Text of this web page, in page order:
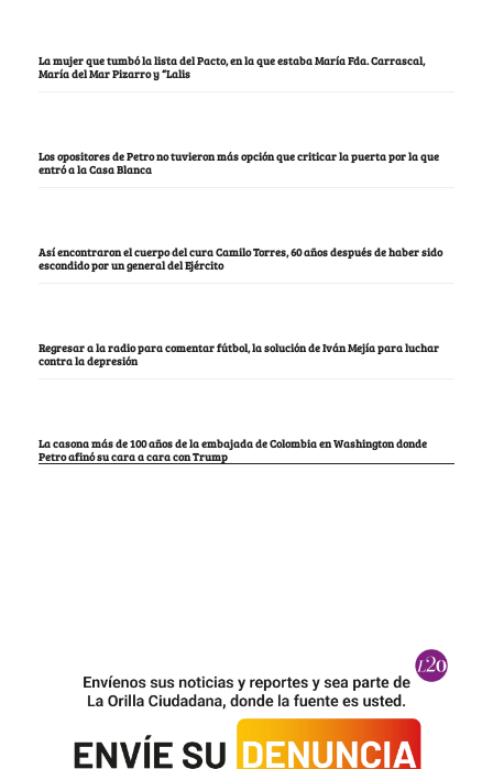
La mujer que tumbó la lista del Pacto, en la que estaba María Fda. Carrascal,
María del Mar Pizarro y “Lalis
Los opositores de Petro no tuvieron más opción que criticar la puerta por la que
entró a la Casa Blanca
Así encontraron el cuerpo del cura Camilo Torres, 60 años después de haber sido
escondido por un general del Ejército
Regresar a la radio para comentar fútbol, la solución de Iván Mejía para luchar
contra la depresión
La casona más de 100 años de la embajada de Colombia en Washington donde
Petro afinó su cara a cara con Trump